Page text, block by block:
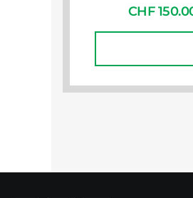
CHF